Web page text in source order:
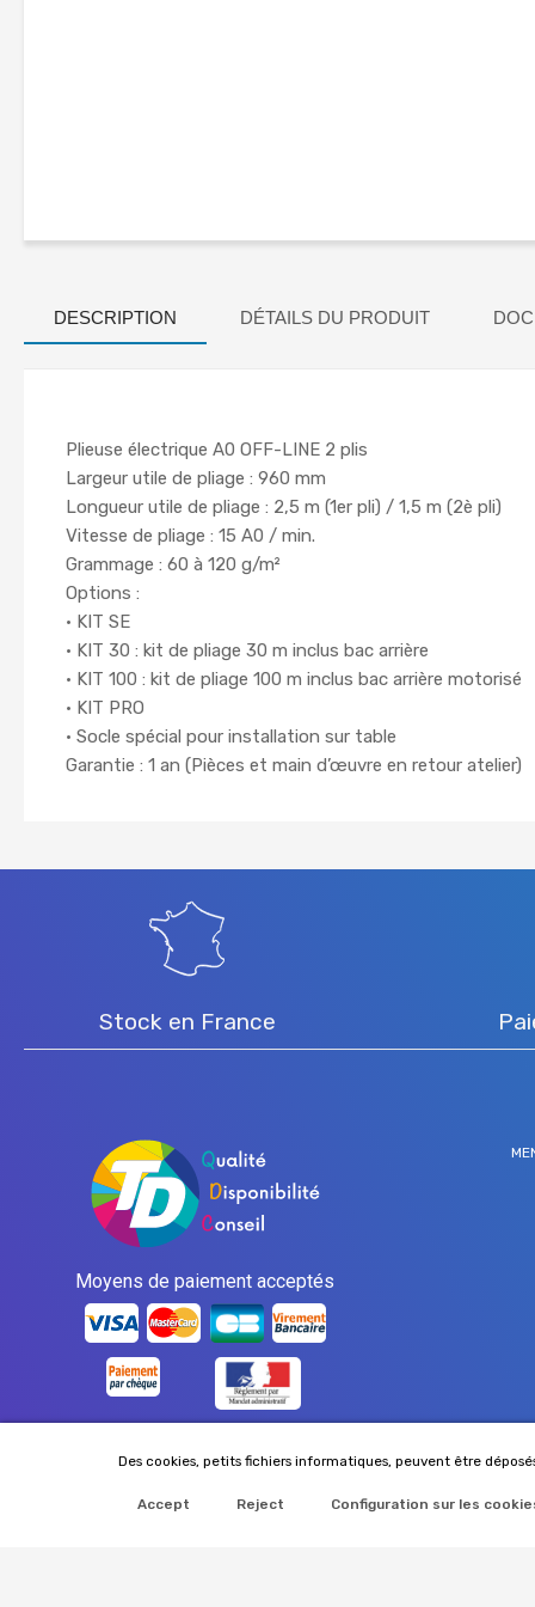
Des cookies, petits fichiers informatiques, peuvent être
Accept Reject Configuration sur les
DESCRIPTION DÉTAILS DU PRODUIT
Plieuse électrique A0 OFF-LINE 2 plis
Largeur utile de pliage : 960 mm
Longueur utile de pliage : 2,5 m (1er pli) / 1,5 m (2è pli)
Vitesse de pliage : 15 A0 / min.
Grammage : 60 à 120 g/m²
Options :
• KIT SE
• KIT 30 : kit de pliage 30 m inclus bac arrière
• KIT 100 : kit de pliage 100 m inclus bac arrière motorisé
• KIT PRO
• Socle spécial pour installation sur table
Garantie : 1 an (Pièces et main d’œuvre en retour atelier)
Stock en France
Moyens de paiement acceptés